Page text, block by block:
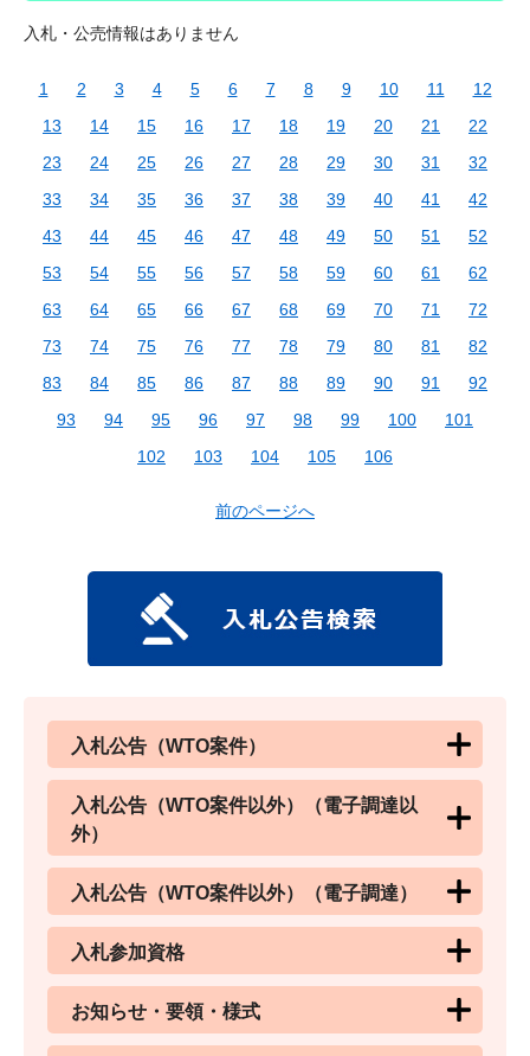
入札・公売情報はありません
1 2 3 4 5 6 7 8 9 10 11
12
13
14 15 16 17 18 19 20 21
22
23
24 25 26 27 28 29 30 31
32
33
34 35 36 37 38 39 40 41
42
43
44 45 46 47 48 49 50 51
52
53
54 55 56 57 58 59 60 61
62
63
64 65 66 67 68 69 70 71
72
73
74 75 76 77 78 79 80 81
82
83
84 85 86 87 88 89 90 91
92
93
94 95 96 97 98 99 100
101
102
103 104 105 106
前のページへ
入札公告（WTO案件）
入札公告（WTO案件以外）（電子調達以
外）
入札公告（WTO案件以外）（電子調達）
入札参加資格
お知らせ・要領・様式